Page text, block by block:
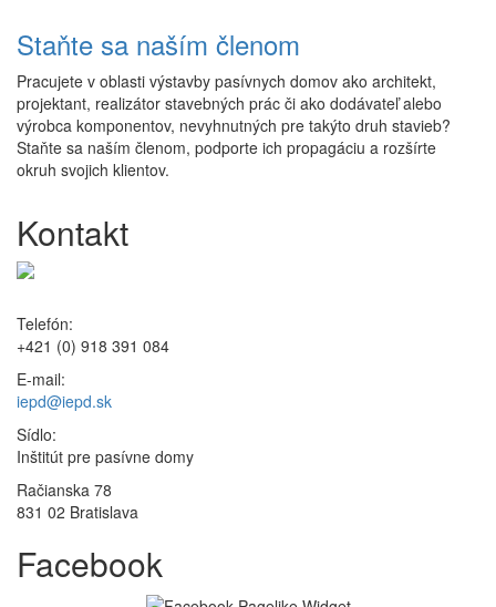
Staňte sa naším členom
Pracujete v oblasti výstavby pasívnych domov ako architekt,
projektant, realizátor stavebných prác či ako dodávateľ alebo
výrobca komponentov, nevyhnutných pre takýto druh stavieb?
Staňte sa naším členom, podporte ich propagáciu a rozšírte
okruh svojich klientov.
Kontakt
Telefón:
+421 (0) 918 391 084
E-mail:
iepd@iepd.sk
Sídlo:
Inštitút pre pasívne domy
Račianska 78
831 02 Bratislava
Facebook